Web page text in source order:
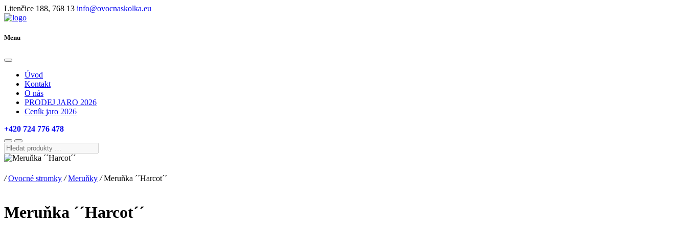
Litenčice 188, 768 13 info@ovocnaskolka.eu
Menu
Úvod
Kontakt
O nás
PRODEJ JARO 2026
Ceník jaro 2026
+420 724 776 478
Hledat
produkty
/ Ovocné stromky / Meruňky /Meruňka ´´Harcot´´
Meruňka ´´Harcot´´